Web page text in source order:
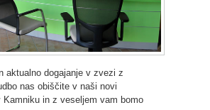
aktualno dogajanje v zvezi z
nas obiščite v naši novi
Kamniku in z veseljem vam bomo